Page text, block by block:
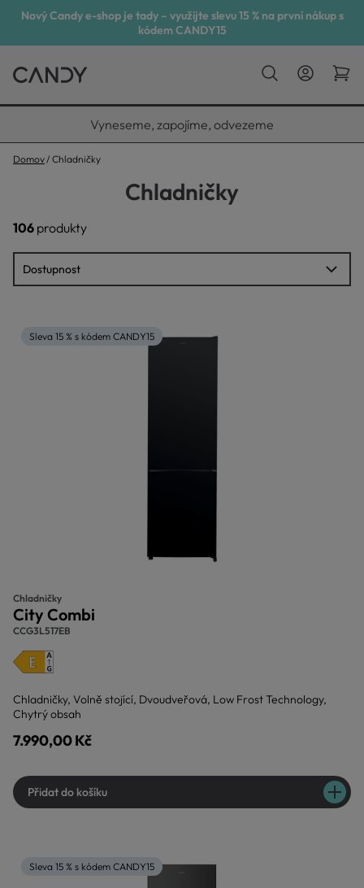
Nový Candy e-shop je tady – využijte slevu 15 % na první nákup s
kódem CANDY15
Vyneseme, zapojíme, odvezeme
Domov Chladničky
Chladničky
106 produkty
Sleva 15 % s kódem CANDY15
Chladničky
City Combi
CCG3L517EB
Chladničky, Volně stojící, Dvoudveřová, Low Frost Technology,
Chytrý obsah
7.990,00 Kč
Přidat do košíku
Sleva 15 % s kódem CANDY15